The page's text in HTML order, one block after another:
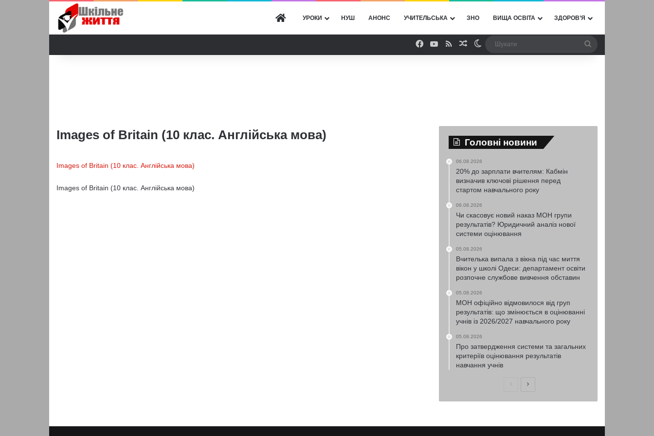
ГОЛОВНА
УРОКИ НУШ АНОНС УЧИТЕЛЬСЬКА ЗНО ВИЩА ОСВІТА ЗДОРОВ’Я
Facebook
YouTube
RSSВипадкова стаття
Switch skin
Images of Britain (10 клас. Англійська мова)
Images of Britain (10 клас. Англійська мова)
Images of Britain (10 клас. Англійська мова)
Головні новини
06.08.2026
20% до зарплати вчителям: Кабмін
визначив ключові рішення перед
стартом навчального року
06.08.2026
Чи скасовує новий наказ МОН групи
результатів? Юридичний аналіз нової
системи оцінювання
05.08.2026
Вчителька випала з вікна під час миття
вікон у школі Одеси: департамент освіти
розпочне службове вивчення обставин
05.08.2026
МОН офіційно відмовилося від груп
результатів: що змінюється в оцінюванні
учнів із 2026/2027 навчального року
05.08.2026
Про затвердження системи та загальних
критеріїв оцінювання результатів
навчання учнів
ПопередняНаступна